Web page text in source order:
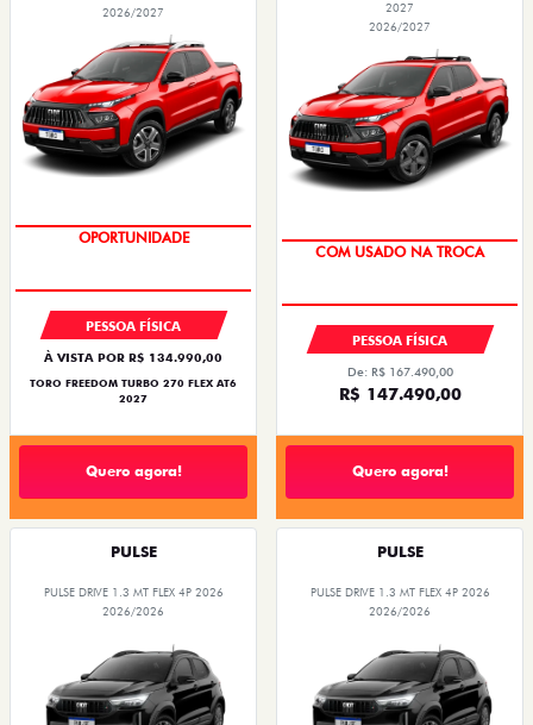
2026/2027
OPORTUNIDADE
PESSOA FÍSICA
À VISTA POR R$ 134.990,00
TORO FREEDOM TURBO 270 FLEX AT6
2027
Quero agora!
2027
2026/2027
COM USADO NA TROCA
PESSOA FÍSICA
De: R$ 167.490,00
R$ 147.490,00
Quero agora!
PULSE
PULSE DRIVE 1.3 MT FLEX 4P 2026
2026/2026
PULSE
PULSE DRIVE 1.3 MT FLEX 4P 2026
2026/2026